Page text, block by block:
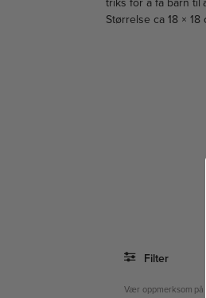
triks for å få barn til
Størrelse ca 18 × 18
Filter
Vær oppmerksom på